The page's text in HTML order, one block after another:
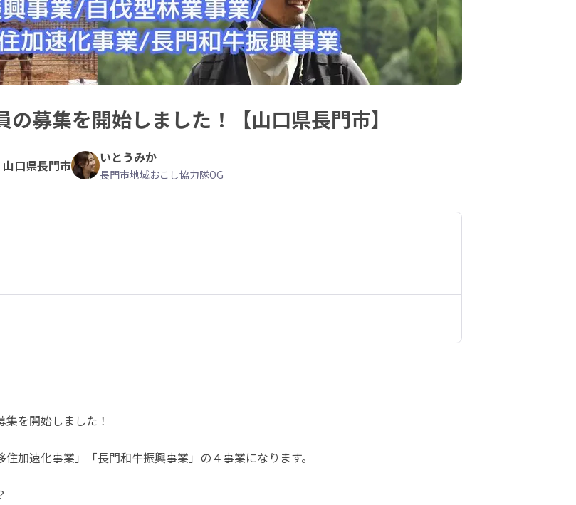
の募集を開始しました！【山口県長門市】
山口県長門市 いとうみか
長門市地域おこし協力隊OG
を開始しました！
加速化事業」「長門和牛振興事業」の４事業になります。